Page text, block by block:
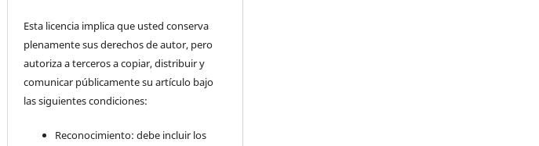
Esta licencia implica que usted conserva
plenamente sus derechos de autor, pero
autoriza a terceros a copiar, distribuir y
comunicar públicamente su artículo bajo
las siguientes condiciones:
Reconocimiento: debe incluir los